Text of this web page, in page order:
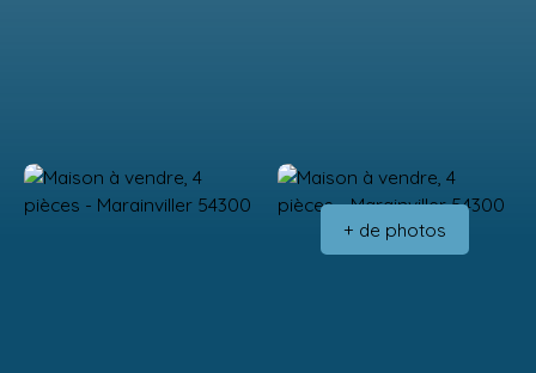
Estimation
+ de photos